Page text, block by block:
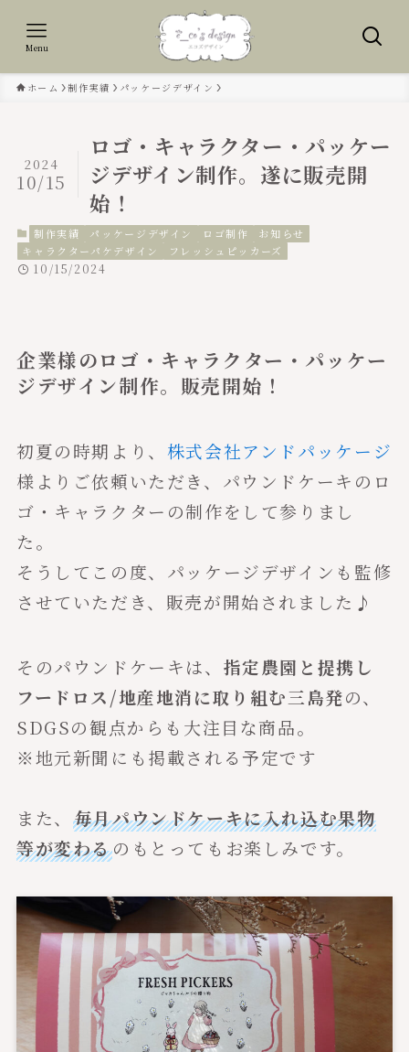
Menu
ホーム 制作実績 パッケージデザイン
ロゴ・キャラクター・パッケー
ジデザイン制作。遂に販売開
始！
2024
10/15
制作実績 パッケージデザイン ロゴ制作
お知らせ
キャラクターパケデザイン
フレッシュピッカーズ
10/15/2024
企業様のロゴ・キャラクター・パッケー
ジデザイン制作。販売開始！
初夏の時期より、 株式会社アンドパッケージ
様よりご依頼いただき、パウンドケーキのロ
ゴ・キャラクターの制作をして参りまし
た。
そうしてこの度、パッケージデザインも監修
させていただき、販売が開始されました♪
そのパウンドケーキは、 指定農園と提携し
フードロス/地産地消に取り組む三島発の、
SDGSの観点からも大注目な商品。
※地元新聞にも掲載される予定です
また、 毎月パウンドケーキに入れ込む果物
等が変わるのもとってもお楽しみです。